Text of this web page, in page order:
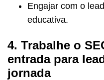
Engajar com o
educativa.
4. Trabalhe o
entrada para
jornada